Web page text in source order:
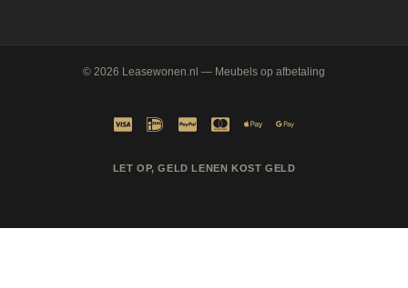
© 2026 Leasewonen.nl — Meubels op afbetaling
LET OP, GELD LENEN KOST GELD